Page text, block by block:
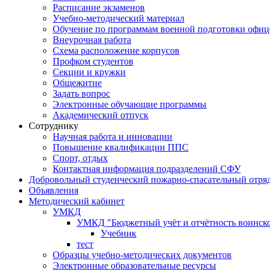
Расписание экзаменов
Учебно-методический материал
Обучение по программам военной подготовки
Внеурочная работа
Схема расположение корпусов
Профком студентов
Секции и кружки
Общежитие
Задать вопрос
Электронные обучающие программы
Академический отпуск
Сотруднику
Научная работа и инновации
Повышение квалификации ППС
Спорт, отдых
Контактная информация подразделений СФУ
Добровольный студенческий пожарно-спасательный
Объявления
Методический кабинет
УМКД
УМКД "Бюджетный учёт и отчётность
Учебник
тест
Образцы учебно-методических документов
Электронные образовательные ресурсы